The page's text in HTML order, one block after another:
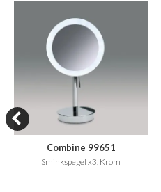
Combine 99651
Sminkspegel x3, Krom